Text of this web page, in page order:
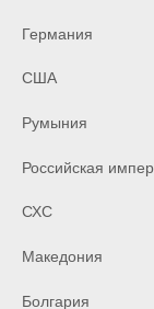
Германия
США
Румыния
Российская
СХС
Македония
Болгария